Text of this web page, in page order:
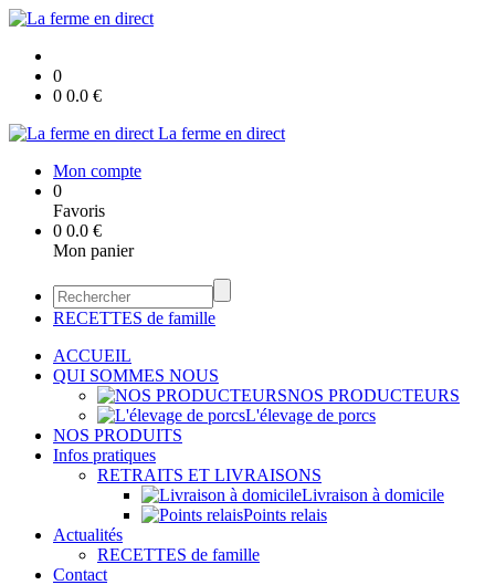
0
0 0.0 €
La ferme en direct
Mon compte
0
Favoris
0 0.0 €
Mon panier
RECETTES de famille
ACCUEIL
QUI SOMMES NOUS
NOS PRODUCTEURS
L'élevage de porcs
NOS PRODUITS
Infos pratiques
RETRAITS ET LIVRAISONS
Livraison à domicile
Points relais
Actualités
RECETTES de famille
Contact